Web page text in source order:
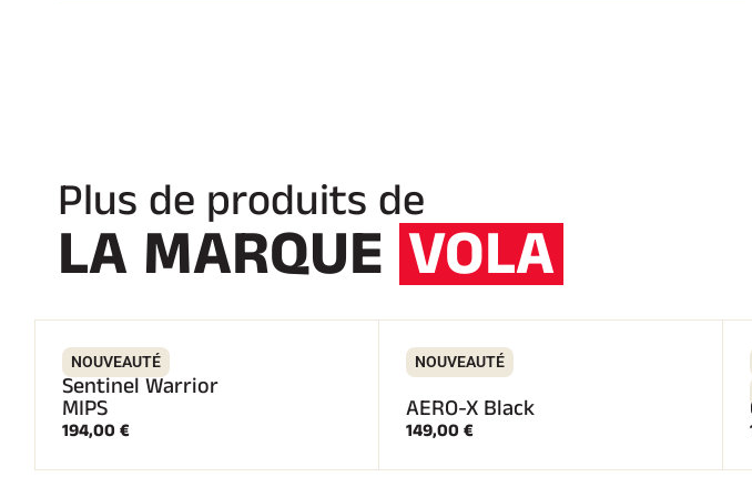
Plus de produits de
LA MARQUE VOLA
NOUVEAUTÉ
Sentinel Warrior
MIPS
194,00 €
NOUVEAUTÉ
AERO-X Black
149,00 €